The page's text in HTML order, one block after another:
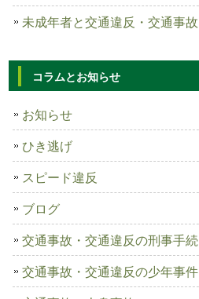
未成年者と交通違反・交通事故
コラムとお知らせ
お知らせ
ひき逃げ
スピード違反
ブログ
交通事故・交通違反の刑事手続
交通事故・交通違反の少年事件